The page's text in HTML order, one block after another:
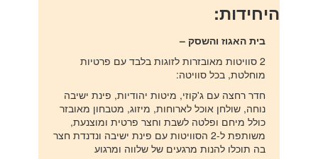
היחידות:
בית האגוז והשסק –
2 סוויטות מאובזרות לזוגות בלבד עם פרטיות
מוחלטת, בכל סוויטה:
חדר רחצה עם ג'קוזי, מיטות יהודיות, פינת ישיבה
נוחה, שולחן אוכל לארוחות, מיזוג, מטבחון מאובזר
כולל מיחם ופלטה לשבת וחצר פרטית ומוצנעת,
משותפת ל-2 הסוויטות עם פינת ישיבה ונדנדת חצר
בה תוכלו להנות מרגעים של שלווה ומרגוע